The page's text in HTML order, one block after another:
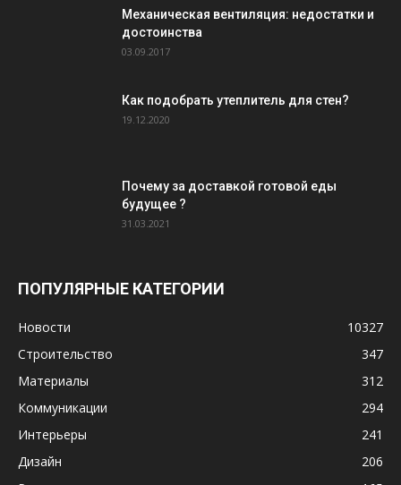
Механическая вентиляция: недостатки и
достоинства
03.09.2017
Как подобрать утеплитель для стен?
19.12.2020
Почему за доставкой готовой еды
будущее ?
31.03.2021
ПОПУЛЯРНЫЕ КАТЕГОРИИ
Новости
10327
Строительство
347
Материалы
312
Коммуникации
294
Интерьеры
241
Дизайн
206